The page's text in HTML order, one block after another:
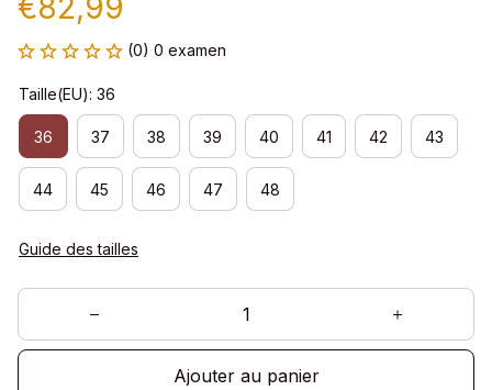
€82,99
(0) 0 examen
Taille(EU): 36
36 37 38 39 40 41 42 43
44 45 46 47 48
Guide des tailles
Ajouter au panier